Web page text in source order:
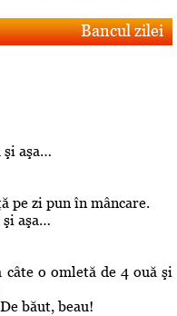
Bancul zilei
aşa…
pe zi pun în mâncare.
aşa…
o omletă de 4 ouă şi
băut, beau!